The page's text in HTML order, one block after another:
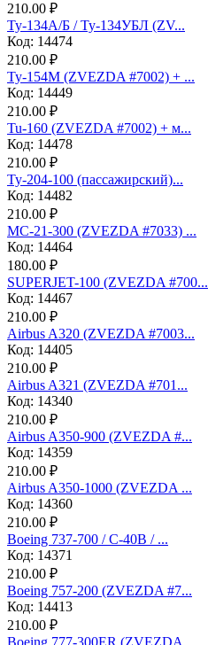
210.00 ₽
Ту-134А/Б / Ту-134УБЛ (ZV...
Код: 14474
210.00 ₽
Ту-154М (ZVEZDA #7002) + ...
Код: 14449
210.00 ₽
Tu-160 (ZVEZDA #7002) + м...
Код: 14478
210.00 ₽
Ту-204-100 (пассажирский)...
Код: 14482
210.00 ₽
МС-21-300 (ZVEZDA #7033) ...
Код: 14464
180.00 ₽
SUPERJET-100 (ZVEZDA #700...
Код: 14467
210.00 ₽
Аirbus A320 (ZVEZDA #7003...
Код: 14405
210.00 ₽
Аirbus A321 (ZVEZDA #701...
Код: 14340
210.00 ₽
Airbus A350-900 (ZVEZDA #...
Код: 14359
210.00 ₽
Airbus A350-1000 (ZVEZDA ...
Код: 14360
210.00 ₽
Boeing 737-700 / C-40B / ...
Код: 14371
210.00 ₽
Boeing 757-200 (ZVEZDA #7...
Код: 14413
210.00 ₽